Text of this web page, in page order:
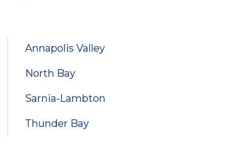
Annapolis Valley
North Bay
Sarnia-Lambton
Thunder Bay